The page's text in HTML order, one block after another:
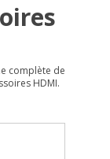
complète de
HDMI.